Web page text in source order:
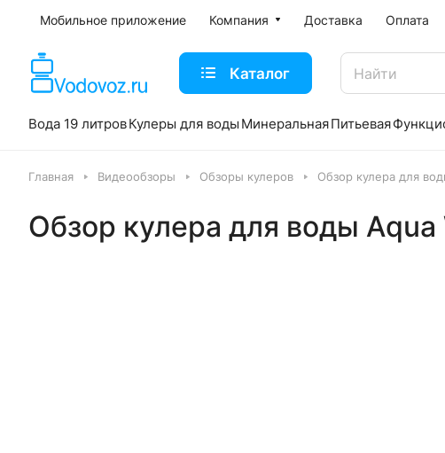
Мобильное приложение Компания Доставка Оплата
Каталог
Вода 19 литровКулеры для воды МинеральнаяПитьевая
Главная Видеообзоры Обзоры кулеров Обзор кулера для
Обзор кулера для воды